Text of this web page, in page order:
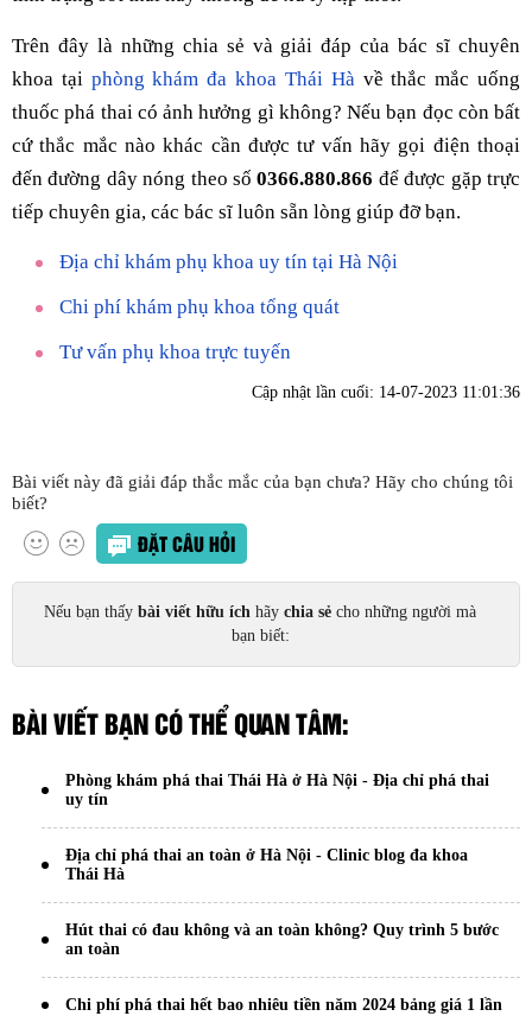
Trên đây là những chia sẻ và giải đáp của bác sĩ chuyên
khoa tại phòng khám đa khoa Thái Hàvề thắc mắc uống
thuốc phá thai có ảnh hưởng gì không? Nếu bạn đọc còn bất
cứ thắc mắc nào khác cần được tư vấn hãy gọi điện thoại
đến đường dây nóng theo số0366.880.866 để được gặp trực
tiếp chuyên gia, các bác sĩ luôn sẵn lòng giúp đỡ bạn.
Địa chỉ khám phụ khoa uy tín tại Hà Nội
Chi phí khám phụ khoa tổng quát
Tư vấn phụ khoa trực tuyến
Cập nhật lần cuối: 14-07-2023 11:01:36
Bài viết này đã giải đáp thắc mắc của bạn chưa? Hãy cho chúng tôi
biết?
ĐẶT CÂU HỎI
Nếu bạn thấy bài viết hữu ích hãy chia sẻ cho những người mà
bạn biết:
BÀI VIẾT BẠN CÓ THỂ QUAN TÂM:
Phòng khám phá thai Thái Hà ở Hà Nội - Địa chỉ phá thai
uy tín
Địa chỉ phá thai an toàn ở Hà Nội - Clinic blog đa khoa
Thái Hà
Hút thai có đau không và an toàn không? Quy trình 5 bước
an toàn
Chi phí phá thai hết bao nhiêu tiền năm 2024 bảng giá 1 lần